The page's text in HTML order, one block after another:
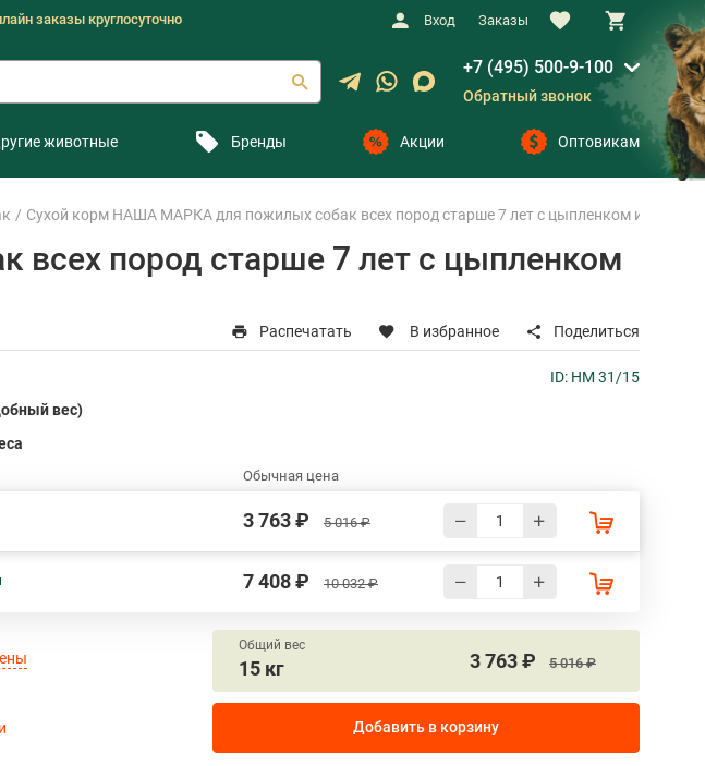
заказы круглосуточно Вход Заказы
+7 (495) 500-9-100
Обратный звонок
животные Бренды Акции Оптовикам
Сухой корм НАША МАРКА для пожилых собак всех пород старше 7 лет с цыпленком и рисом
пород старше 7 лет с цыпленком
Распечатать В избранное Поделиться
ID: НМ 31/15
вес)
Обычная цена
3 763 ₽ 5 016 ₽
7 408 ₽ 10 032 ₽
Общий вес
15 кг 3 763 ₽ 5 016 ₽
Добавить в корзину